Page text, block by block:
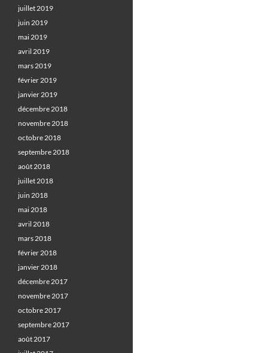
juillet 2019
juin 2019
mai 2019
avril 2019
mars 2019
février 2019
janvier 2019
décembre 2018
novembre 2018
octobre 2018
septembre 2018
août 2018
juillet 2018
juin 2018
mai 2018
avril 2018
mars 2018
février 2018
janvier 2018
décembre 2017
novembre 2017
octobre 2017
septembre 2017
août 2017